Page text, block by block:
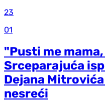
23
01
"Pusti me
Srceparajuća
Dejana
nesreći